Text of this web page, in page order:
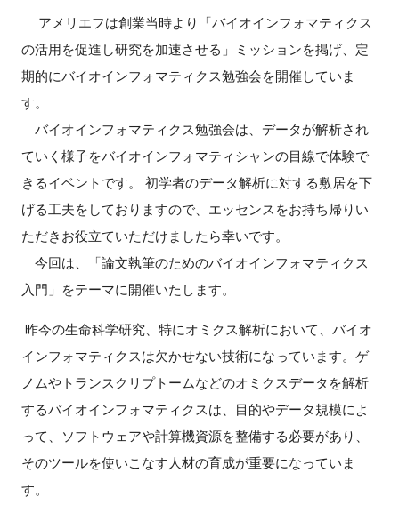
インタビュー・コラム
ニュース・掲示板
特別会員
施設・アクセス
FAQ
イベントお知らせメール登録
アメリエフは創業当時より「バイオインフォマティクス
の活用を促進し研究を加速させる」ミッションを掲げ、定
期的にバイオインフォマティクス勉強会を開催していま
す。
バイオインフォマティクス勉強会は、データが解析され
ていく様子をバイオインフォマティシャンの目線で体験で
きるイベントです。 初学者のデータ解析に対する敷居を下
げる工夫をしておりますので、エッセンスをお持ち帰りい
ただきお役立ていただけましたら幸いです。
今回は、「論文執筆のためのバイオインフォマティクス
入門」をテーマに開催いたします。
昨今の生命科学研究、特にオミクス解析において、バイオ
インフォマティクスは欠かせない技術になっています。ゲ
ノムやトランスクリプトームなどのオミクスデータを解析
するバイオインフォマティクスは、目的やデータ規模によ
って、ソフトウェアや計算機資源を整備する必要があり、
そのツールを使いこなす人材の育成が重要になっていま
す。